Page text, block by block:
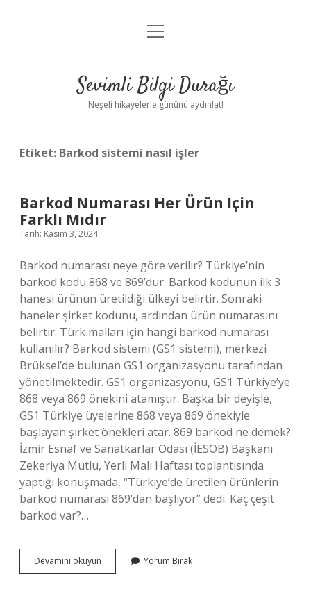
Anasayfa
Yasal Uyarı
menüyü
Sevimli Bilgi Durağı
Neşeli hikayelerle gününü aydınlat!
Etiket: Barkod sistemi nasıl işler
Barkod Numarası Her Ürün Için
Farklı Mıdır
Tarih: Kasım 3, 2024
Barkod numarası neye göre verilir? Türkiye’nin
barkod kodu 868 ve 869’dur. Barkod kodunun ilk 3
hanesi ürünün üretildiği ülkeyi belirtir. Sonraki
haneler şirket kodunu, ardından ürün numarasını
belirtir. Türk malları için hangi barkod numarası
kullanılır? Barkod sistemi (GS1 sistemi), merkezi
Brüksel’de bulunan GS1 organizasyonu tarafından
yönetilmektedir. GS1 organizasyonu, GS1 Türkiye’ye
868 veya 869 önekini atamıştır. Başka bir deyişle,
GS1 Türkiye üyelerine 868 veya 869 önekiyle
başlayan şirket önekleri atar. 869 barkod ne demek?
İzmir Esnaf ve Sanatkarlar Odası (İESOB) Başkanı
Zekeriya Mutlu, Yerli Malı Haftası toplantısında
yaptığı konuşmada, “Türkiye’de üretilen ürünlerin
barkod numarası 869’dan başlıyor” dedi. Kaç çeşit
barkod var?…
Devamını okuyun
Numarası
Yorum Bırak